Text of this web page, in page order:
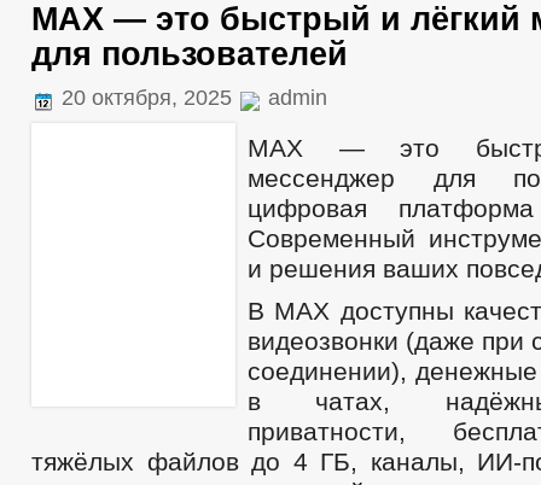
МАХ — это быстрый и лёгкий
для пользователей
20 октября, 2025 admin
МАХ — это
мессенджер для
цифровая
Современный
и решения ваших
В МАХ доступны
видеозвонки (даже при
соединении),
в чатах,
приватности,
тяжёлых файлов до 4 ГБ, каналы, ИИ-